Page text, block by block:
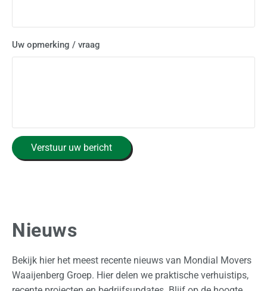
Uw opmerking / vraag
C
A
Verstuur uw bericht
Nieuws
Bekijk hier het meest recente nieuws van Mondial Movers
Waaijenberg Groep. Hier delen we praktische verhuistips,